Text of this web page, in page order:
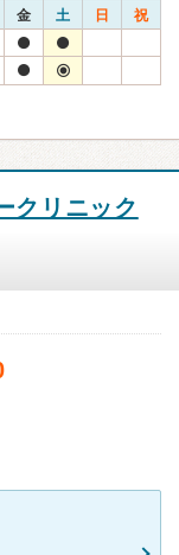
金 土 日 祝
クリニック